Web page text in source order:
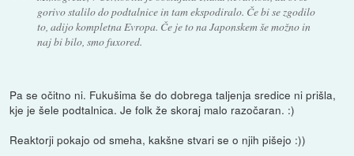
gorivo stalilo do podtalnice in tam ekspodiralo. Če bi se zgodilo
to, adijo kompletna Evropa. Če je to na Japonskem še možno in
naj bi bilo, smo fuxored.
Pa se očitno ni. Fukušima še do dobrega taljenja sredice ni prišla,
kje je šele podtalnica. Je folk že skoraj malo razočaran. :)
Reaktorji pokajo od smeha, kakšne stvari se o njih pišejo :))